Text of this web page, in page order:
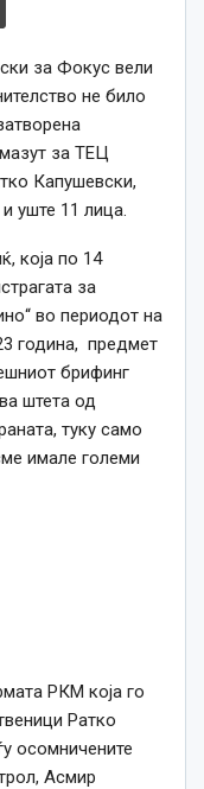
за Фокус вели
не било
за ТЕЦ
Капушевски,
уште 11 лица.
која по 14
за
во периодот на
година, предмет
брифинг
штета од
туку само
имале големи
РКМ која го
Ратко
осомничените
Асмир